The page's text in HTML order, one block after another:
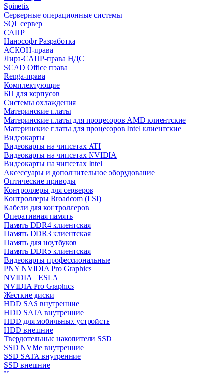
Spinetix
Серверные операционные системы
SQL сервер
САПР
Нанософт Разработка
АСКОН-права
Лира-САПР-права НДС
SCAD Office права
Renga-права
Комплектующие
БП для корпусов
Системы охлаждения
Материнские платы
Материнские платы для процесоров AMD клиентские
Материнские платы для процесоров Intel клиентские
Видеокарты
Видеокарты на чипсетах ATI
Видеокарты на чипсетах NVIDIA
Видеокарты на чипсетах Intel
Аксессуары и дополнительное оборудование
Оптические приводы
Контроллеры для серверов
Контроллеры Broadcom (LSI)
Кабели для контроллеров
Оперативная память
Память DDR4 клиентская
Память DDR3 клиентская
Память для ноутбуков
Память DDR5 клиентская
Видеокарты профессиональные
PNY NVIDIA Pro Graphics
NVIDIA TESLA
NVIDIA Pro Graphics
Жесткие диски
HDD SAS внутренние
HDD SATA внутренние
HDD для мобильных устройств
HDD внешние
Твердотельные накопители SSD
SSD NVMe внутренние
SSD SATA внутренние
SSD внешние